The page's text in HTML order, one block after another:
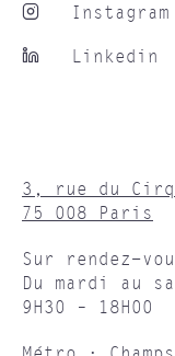
Instagram
Linkedin
3, rue du
75 008 Paris
Sur rendez-
Du mardi au
9H30 – 18H00